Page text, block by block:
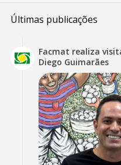
Últimas publicações
Facmat realiza
Diego Guimarães